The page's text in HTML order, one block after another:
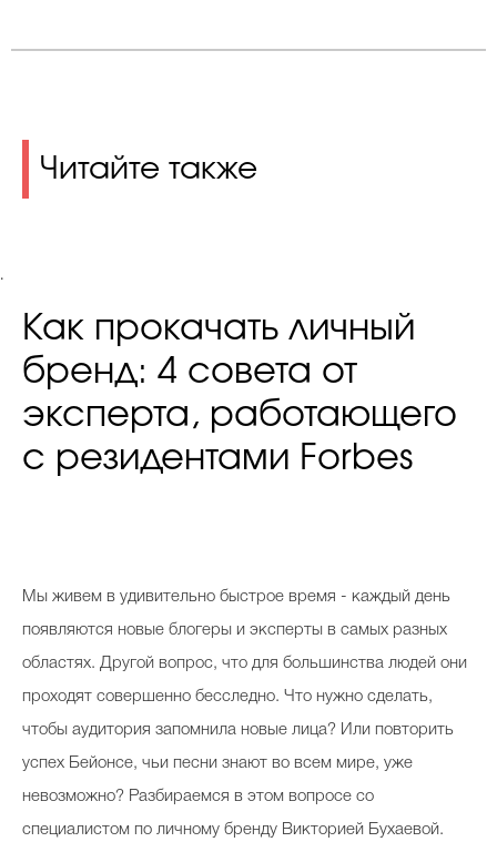
Читайте также
.
Как прокачать личный
бренд: 4 совета от
эксперта, работающего
с резидентами Forbes
Мы живем в удивительно быстрое время - каждый день
появляются новые блогеры и эксперты в самых разных
областях. Другой вопрос, что для большинства людей они
проходят совершенно бесследно. Что нужно сделать,
чтобы аудитория запомнила новые лица? Или повторить
успех Бейонсе, чьи песни знают во всем мире, уже
невозможно? Разбираемся в этом вопросе со
специалистом по личному бренду Викторией Бухаевой.